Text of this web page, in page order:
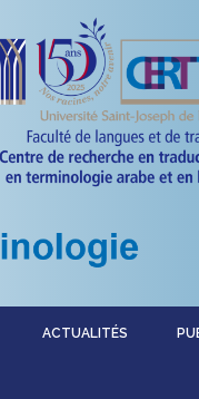
ACTUALITÉS